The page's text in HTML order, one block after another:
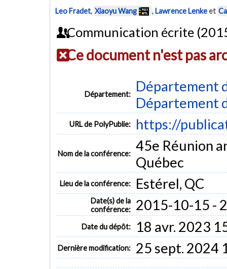
Leo Fradet, Xiaoyu Wang ,Lawrence Lenkeet
Communication écrite
Ce document n'est pas
Département:
Département
Département
URL de PolyPublie: https://
Nom de la conférence: 45e Réunion
Québec
Lieu de la conférence: Estérel, QC
Date(s) de la
conférence:
2015-10-15 -
Date du dépôt: 18 avr. 2023
Dernière modification: 25 sept. 2024